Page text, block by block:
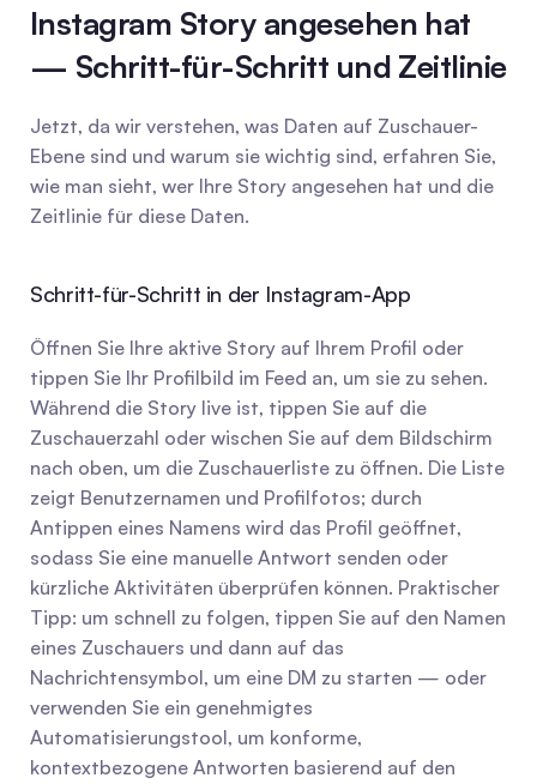
Instagram Story angesehen hat
— Schritt-für-Schritt und Zeitlinie
Jetzt, da wir verstehen, was Daten auf Zuschauer-
Ebene sind und warum sie wichtig sind, erfahren Sie,
wie man sieht, wer Ihre Story angesehen hat und die
Zeitlinie für diese Daten.
Schritt-für-Schritt in der Instagram-App
Öffnen Sie Ihre aktive Story auf Ihrem Profil oder
tippen Sie Ihr Profilbild im Feed an, um sie zu sehen.
Während die Story live ist, tippen Sie auf die
Zuschauerzahl oder wischen Sie auf dem Bildschirm
nach oben, um die Zuschauerliste zu öffnen. Die Liste
zeigt Benutzernamen und Profilfotos; durch
Antippen eines Namens wird das Profil geöffnet,
sodass Sie eine manuelle Antwort senden oder
kürzliche Aktivitäten überprüfen können. Praktischer
Tipp: um schnell zu folgen, tippen Sie auf den Namen
eines Zuschauers und dann auf das
Nachrichtensymbol, um eine DM zu starten — oder
verwenden Sie ein genehmigtes
Automatisierungstool, um konforme,
kontextbezogene Antworten basierend auf den